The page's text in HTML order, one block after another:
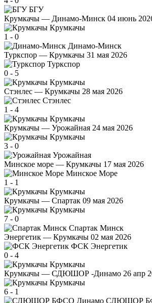
БГУ
Крумкачы — Динамо-Минск 04 июнь
Крумкачы
1 - 0
Динамо-Минск
Туркспор — Крумкачы 31 мая 2026
Туркспор
0 - 5
Крумкачы
Стэнлес — Крумкачы 28 мая 2026
Стэнлес
1 - 4
Крумкачы
Крумкачы — Урожайная 24 мая 2026
Крумкачы
3 - 0
Урожайная
Минское море — Крумкачы 17 мая 2026
Минское Море
1 - 1
Крумкачы
Крумкачы — Спартак 09 мая 2026
Крумкачы
7 - 0
Спартак Минск
Энергетик — Крумкачы 02 мая 2026
ФСК Энергетик
0 - 4
Крумкачы
Крумкачы — СДЮШОР -Динамо 26 апр
Крумкачы
6 - 1
СДЮШОР